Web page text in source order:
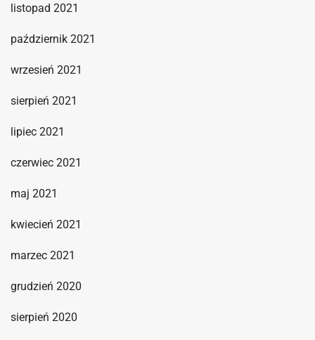
listopad 2021
październik 2021
wrzesień 2021
sierpień 2021
lipiec 2021
czerwiec 2021
maj 2021
kwiecień 2021
marzec 2021
grudzień 2020
sierpień 2020